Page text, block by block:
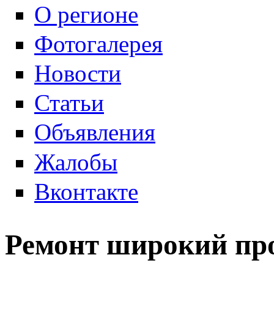
О регионе
Фотогалерея
Новости
Статьи
Объявления
Жалобы
Вконтакте
Ремонт широкий